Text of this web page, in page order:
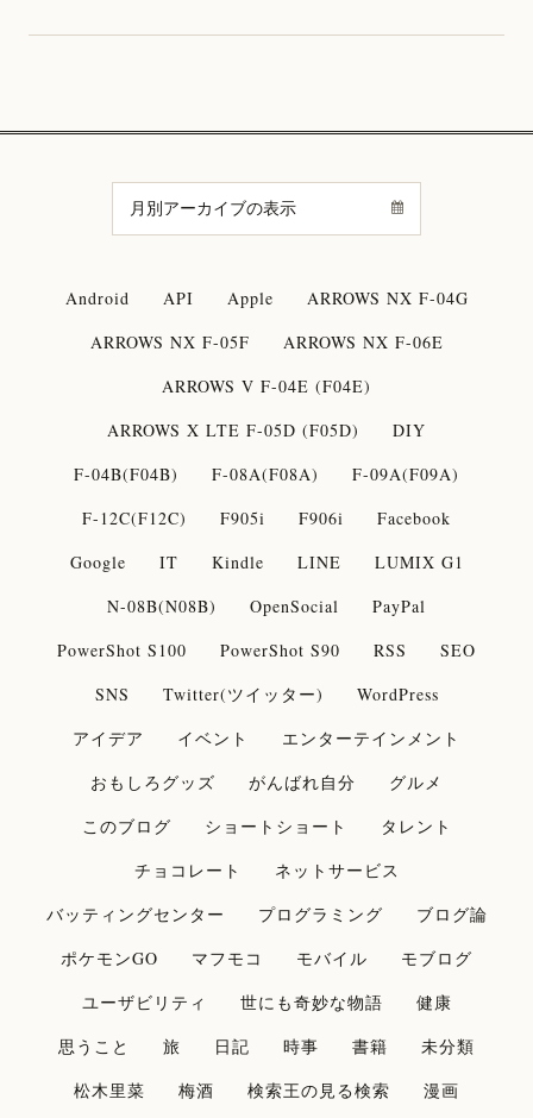
Android API Apple
ARROWS NX F-04G
ARROWS NX F-05F
ARROWS NX F-06E
ARROWS V F-04E (F04E)
ARROWS X LTE F-05D (F05D)
DIY
F-04B(F04B)
F-08A(F08A)
F-09A(F09A)
F-12C(F12C)
F905i F906i
Facebook
Google
IT Kindle LINE
LUMIX G1
N-08B(N08B)
OpenSocial
PayPal
PowerShot S100
PowerShot S90 RSS
SEO
SNS
Twitter(ツイッター)
WordPress
アイデア
イベント
エンターテインメント
おもしろグッズ
がんばれ自分
グルメ
このブログ
ショートショート
タレント
チョコレート
ネットサービス
バッティングセンター
プログラミング
ブログ論
ポケモンGO
マフモコ モバイル
モブログ
ユーザビリティ
世にも奇妙な物語
健康
思うこと
旅 日記 時事 書籍
未分類
松木里菜
梅酒 検索王の見る検索 漫画